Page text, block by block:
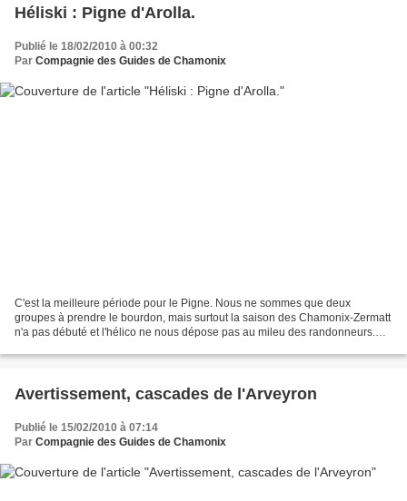
Héliski : Pigne d'Arolla.
Publié le 18/02/2010 à 00:32
Par Compagnie des Guides de Chamonix
C'est la meilleure période pour le Pigne. Nous ne sommes que deux
groupes à prendre le bourdon, mais surtout la saison des Chamonix-Zermatt
n'a pas débuté et l'hélico ne nous dépose pas au mileu des randonneurs.
Avertissement, cascades de l'Arveyron
Publié le 15/02/2010 à 07:14
Par Compagnie des Guides de Chamonix